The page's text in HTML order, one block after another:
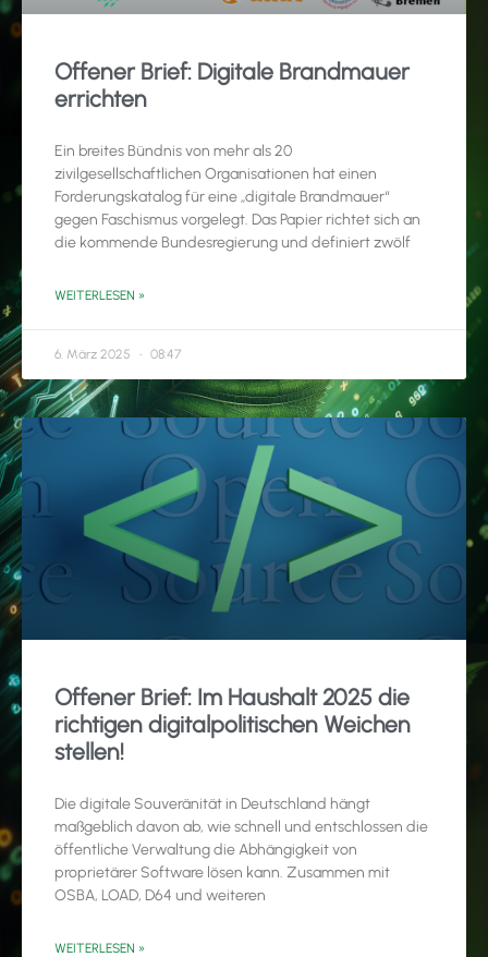
Offener Brief: Digitale Brandmauer
errichten
Ein breites Bündnis von mehr als 20
zivilgesellschaftlichen Organisationen hat einen
Forderungskatalog für eine „digitale Brandmauer“
gegen Faschismus vorgelegt. Das Papier richtet sich an
die kommende Bundesregierung und definiert zwölf
WEITERLESEN »
6. März 2025 08:47
Offener Brief: Im Haushalt 2025 die
richtigen digitalpolitischen Weichen
stellen!
Die digitale Souveränität in Deutschland hängt
maßgeblich davon ab, wie schnell und entschlossen die
öffentliche Verwaltung die Abhängigkeit von
proprietärer Software lösen kann. Zusammen mit
OSBA, LOAD, D64 und weiteren
WEITERLESEN »